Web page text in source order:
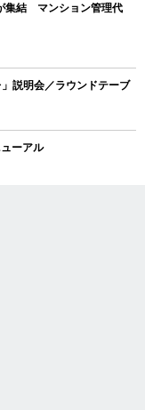
集結 マンション管理代
説明会／ラウンドテーブ
ーアル